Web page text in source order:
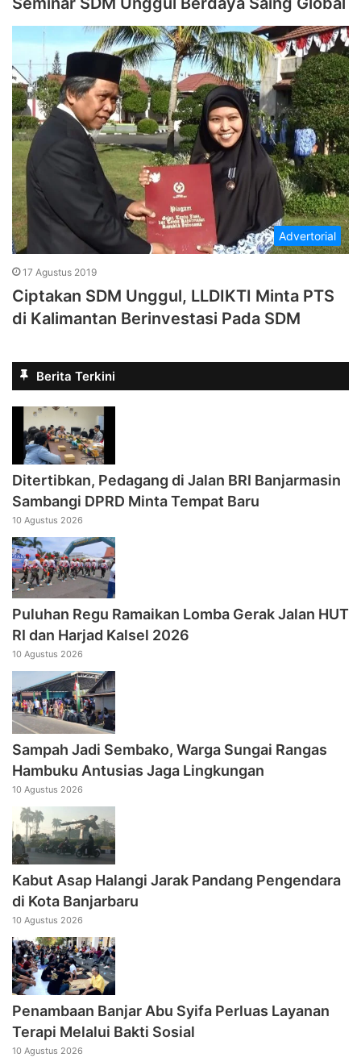
Advertorial
17 Agustus 2019
Ciptakan SDM Unggul, LLDIKTI Minta PTS
di Kalimantan Berinvestasi Pada SDM
Berita Terkini
Ditertibkan, Pedagang di Jalan BRI Banjarmasin
Sambangi DPRD Minta Tempat Baru
10 Agustus 2026
Puluhan Regu Ramaikan Lomba Gerak Jalan HUT
RI dan Harjad Kalsel 2026
10 Agustus 2026
Sampah Jadi Sembako, Warga Sungai Rangas
Hambuku Antusias Jaga Lingkungan
10 Agustus 2026
Kabut Asap Halangi Jarak Pandang Pengendara
di Kota Banjarbaru
10 Agustus 2026
Penambaan Banjar Abu Syifa Perluas Layanan
Terapi Melalui Bakti Sosial
10 Agustus 2026